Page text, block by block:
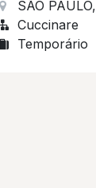
SÃO PAULO,
Cuccinare
Temporário